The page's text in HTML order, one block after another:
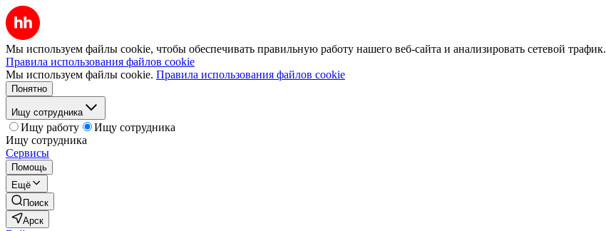
Мы используем файлы cookie, чтобы обеспечивать правильную работу нашего веб-сайта и анализировать сетевой трафик.
Правила использования файлов cookie
Мы используем файлы cookie. Правила использования файлов cookie
Понятно
Ищу сотрудника
Ищу работу
Ищу сотрудника
Ищу сотрудника
Сервисы
Помощь
Ещё
Поиск
Арск